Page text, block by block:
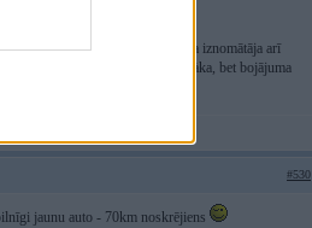
Discovercars, tur ir pie katra iznomātāja arī
apdrošināšanu, kas būs lētàka, bet bojājuma
#530
jaunu auto - 70km noskrējiens